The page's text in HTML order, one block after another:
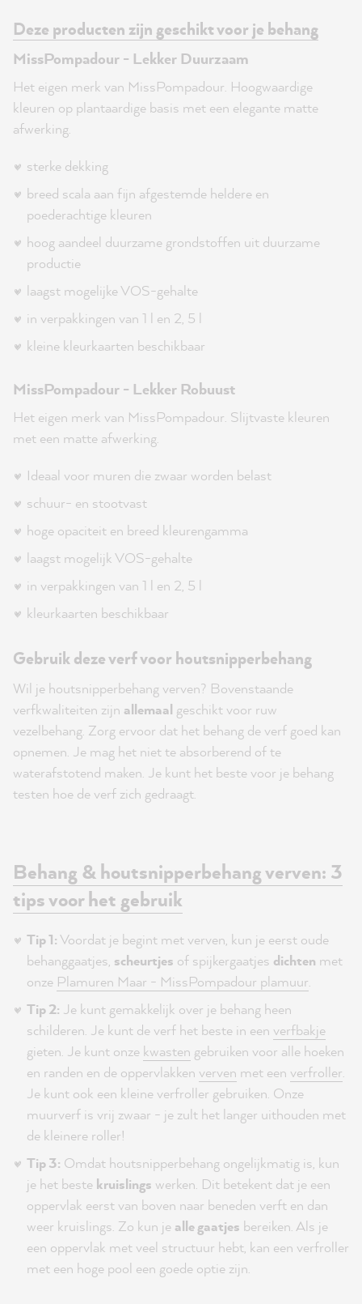
Deze producten zijn geschikt voor je behang
MissPompadour - Lekker Duurzaam
Het eigen merk van MissPompadour. Hoogwaardige
kleuren op plantaardige basis met een elegante matte
afwerking.
sterke dekking
breed scala aan fijn afgestemde heldere en
poederachtige kleuren
hoog aandeel duurzame grondstoffen uit duurzame
productie
laagst mogelijke VOS-gehalte
in verpakkingen van 1 l en 2, 5 l
kleine kleurkaarten beschikbaar
MissPompadour - Lekker Robuust
Het eigen merk van MissPompadour. Slijtvaste kleuren
met een matte afwerking.
Ideaal voor muren die zwaar worden belast
schuur- en stootvast
hoge opaciteit en breed kleurengamma
laagst mogelijk VOS-gehalte
in verpakkingen van 1 l en 2, 5 l
kleurkaarten beschikbaar
Gebruik deze verf voor houtsnipperbehang
Wil je houtsnipperbehang verven? Bovenstaande
verfkwaliteiten zijn allemaal geschikt voor ruw
vezelbehang. Zorg ervoor dat het behang de verf goed kan
opnemen. Je mag het niet te absorberend of te
waterafstotend maken. Je kunt het beste voor je behang
testen hoe de verf zich gedraagt.
Behang & houtsnipperbehang verven: 3
tips voor het gebruik
Tip 1:Voordat je begint met verven, kun je eerst oude
behanggaatjes, scheurtjes of spijkergaatjes dichten met
onze Plamuren Maar - MissPompadour plamuur.
Tip 2: Je kunt gemakkelijk over je behang heen
schilderen. Je kunt de verf het beste in een verfbakje
gieten. Je kunt onze kwasten gebruiken voor alle hoeken
en randen en de oppervlakken verven met een verfroller.
Je kunt ook een kleine verfroller gebruiken. Onze
muurverf is vrij zwaar - je zult het langer uithouden met
de kleinere roller!
Tip 3: Omdat houtsnipperbehang ongelijkmatig is, kun
je het beste kruislings werken. Dit betekent dat je een
oppervlak eerst van boven naar beneden verft en dan
weer kruislings. Zo kun je alle gaatjes bereiken. Als je
een oppervlak met veel structuur hebt, kan een verfroller
met een hoge pool een goede optie zijn.